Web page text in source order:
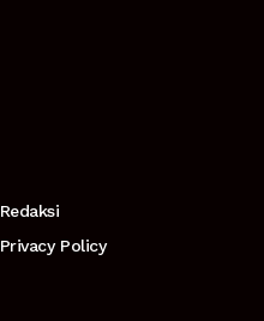
Redaksi
Privacy Policy